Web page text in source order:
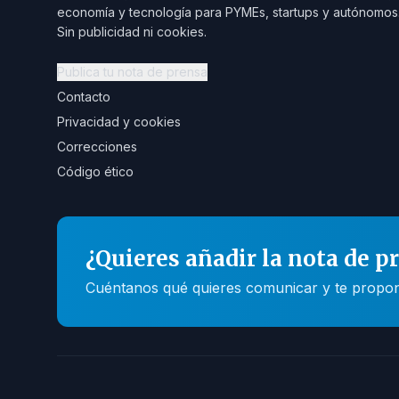
economía y tecnología para PYMEs, startups y autónomos.
Sin publicidad ni cookies.
Publica tu nota de prensa
Contacto
Privacidad y cookies
Correcciones
Código ético
¿Quieres añadir la nota de
Cuéntanos qué quieres comunicar y te